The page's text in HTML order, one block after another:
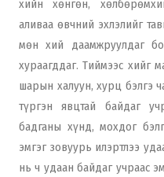
хийн хөнгөн,
аливаа өвчний эхлэлийг
мөн хий даамжруулдаг
хураагддаг. Тиймээс хийг
шарын халуун, хурц бэлгэ
түргэн явцтай байдаг
бадганы хүнд, мохдог
эмгэг зовуурь илэртлээ
нь ч удаан байдаг учраас